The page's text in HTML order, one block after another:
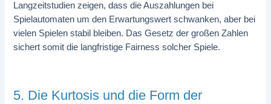
Langzeitstudien zeigen, dass die Auszahlungen bei
Spielautomaten um den Erwartungswert schwanken, aber bei
vielen Spielen stabil bleiben. Das Gesetz der großen Zahlen
sichert somit die langfristige Fairness solcher Spiele.
5. Die Kurtosis und die Form der